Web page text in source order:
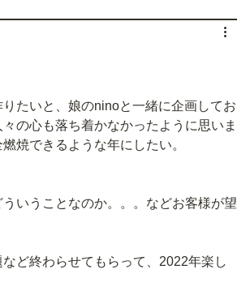
たいと、娘のninoと一緒に企画してお
の心も落ち着かなかったように思いま
焼できるような年にしたい。
いうことなのか。。。などお客様が望
ど終わらせてもらって、2022年楽し